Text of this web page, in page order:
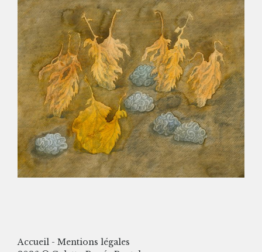
Accueil - Mentions légales